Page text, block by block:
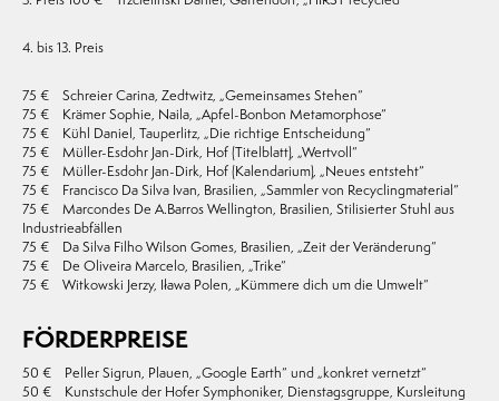
4. bis 13. Preis
75 € Schreier Carina, Zedtwitz, „Gemeinsames Stehen“
75 € Krämer Sophie, Naila, „Apfel-Bonbon Metamorphose“
75 € Kühl Daniel, Tauperlitz, „Die richtige Entscheidung“
75 € Müller-Esdohr Jan-Dirk, Hof (Titelblatt), „Wertvoll“
75 € Müller-Esdohr Jan-Dirk, Hof (Kalendarium), „Neues entsteht“
75 € Francisco Da Silva Ivan, Brasilien, „Sammler von Recyclingmaterial“
75 € Marcondes De A.Barros Wellington, Brasilien, Stilisierter Stuhl aus
Industrieabfällen
75 € Da Silva Filho Wilson Gomes, Brasilien, „Zeit der Veränderung“
75 € De Oliveira Marcelo, Brasilien, „Trike“
75 € Witkowski Jerzy, Iława Polen, „Kümmere dich um die Umwelt“
FÖRDERPREISE
50 € Peller Sigrun, Plauen, „Google Earth“ und „konkret vernetzt“
50 € Kunstschule der Hofer Symphoniker, Dienstagsgruppe, Kursleitung